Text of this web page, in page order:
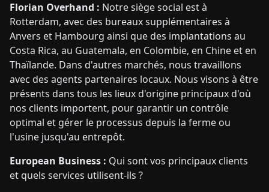
Florian Overhand : Notre siège social est à
Rotterdam, avec des bureaux supplémentaires à
Anvers et Hambourg ainsi que des implantations au
Costa Rica, au Guatemala, en Colombie, en Chine et en
Thaïlande. Dans d'autres marchés, nous travaillons
avec des agents partenaires locaux. Nous visons à être
présents dans tous les lieux d'origine principaux d'où
nos clients importent, pour garantir un contrôle
optimal et gérer le processus depuis la ferme ou
l'usine jusqu'au entrepôt.
European Business : Qui sont vos principaux clients
et quels services utilisent-ils ?